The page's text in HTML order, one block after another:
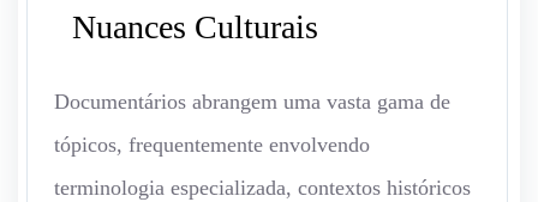
Nuances Culturais
Documentários abrangem uma vasta gama de
tópicos, frequentemente envolvendo
terminologia especializada, contextos históricos